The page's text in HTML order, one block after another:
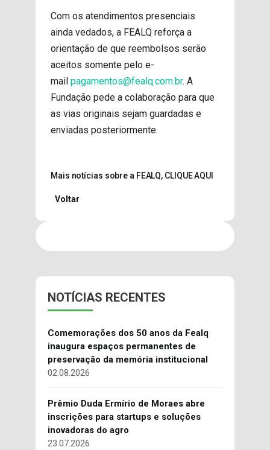
Com os atendimentos presenciais
ainda vedados, a FEALQ reforça a
orientação de que reembolsos serão
aceitos somente pelo e-
mail pagamentos@fealq.com.br. A
Fundação pede a colaboração para que
as vias originais sejam guardadas e
enviadas posteriormente.
Mais notícias sobre a FEALQ, CLIQUE AQUI
Voltar
NOTÍCIAS RECENTES
Comemorações dos 50 anos da Fealq
inaugura espaços permanentes de
preservação da memória institucional
02.08.2026
Prêmio Duda Ermírio de Moraes abre
inscrições para startups e soluções
inovadoras do agro
23.07.2026